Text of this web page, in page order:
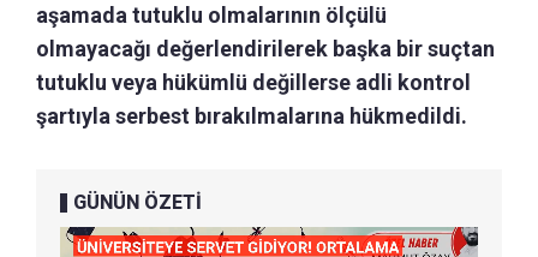
aşamada tutuklu olmalarının ölçülü
olmayacağı değerlendirilerek başka bir suçtan
tutuklu veya hükümlü değillerse adli kontrol
şartıyla serbest bırakılmalarına hükmedildi.
GÜNÜN ÖZETİ